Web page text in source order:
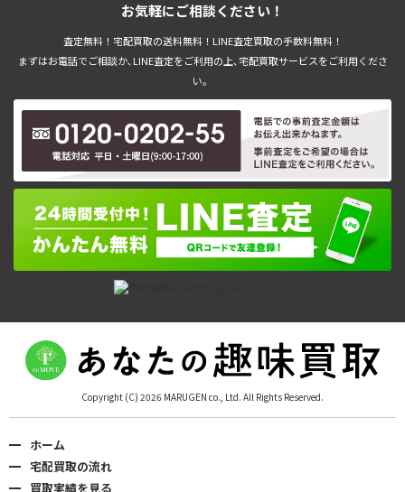
お気軽にご相談ください！
査定無料！宅配買取の送料無料！LINE査定買取の手数料無料！
まずはお電話でご相談か､LINE査定をご利用の上､宅配買取サービスをご利用くださ
い。
Copyright (C) 2026 MARUGEN co., Ltd. All Rights Reserved.
ホーム
宅配買取の流れ
買取実績を見る